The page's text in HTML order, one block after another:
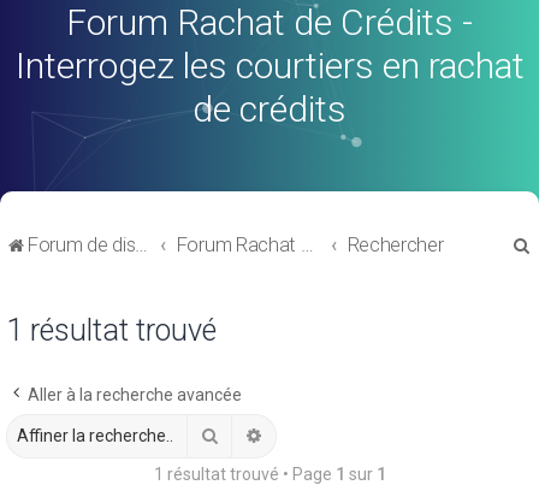
Forum Rachat de Crédits -
Interrogez les courtiers en rachat
de crédits
Forum de discussions sur le Regroupement de Crédits et le Rachat de Crédits Forum Rachat de Crédits Rechercher
1 résultat trouvé
Aller à la recherche avancée
Rechercher
1 résultat trouvé • Page 1 sur 1